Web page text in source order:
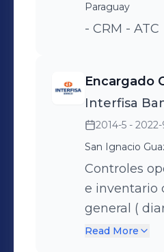
Paraguay
- CRM - ATC
Encargado
Interfisa
2014-5 - 2022-
San Ignacio
Controles
e inventario
general (
semestral,
Read More